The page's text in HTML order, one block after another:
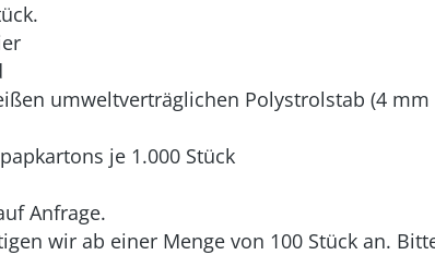
umweltverträglichen Polystrolstab (4
je 1.000 Stück
Anfrage.
wir ab einer Menge von 100 Stück an.